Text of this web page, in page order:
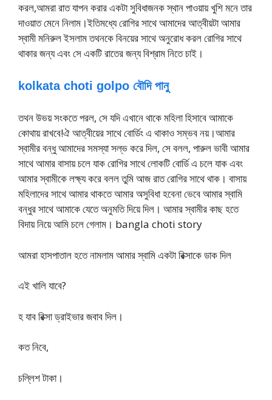
করল,আমরা রাত যাপন করার একটা সুবিধাজনক স্থান পাওয়ায় খুশি মনে তার
দাওয়াত মেনে নিলাম।ইতিমধ্যে রোগির সাথে আমাদের আত্বীয়টা আমার
স্বামী মনিরুল ইসলাম তথনকে বিনয়ের সাথে অনুরোধ করল রোগির সাথে
থাকার জন্য এবং সে একটি রাতের জন্য বিশ্রাম নিতে চাই।
kolkata choti golpo বৌদি পানু
তথন উভয় সংকতে পরল, সে যদি এখানে থাকে মহিলা হিসাবে আমাকে
কোথায় রাখবে!ঐ আত্বীয়ের সাথে বোর্ডিং এ থাকাও সম্ভব নয়।আমার
স্বামীর বন্ধু আমাদের সমস্যা সল্ভ করে দিল, সে বলল, পারুল ভাবী আমার
সাথে আমার বাসায় চলে যাক রোগির সাথে লোকটি বোর্ডি এ চলে যাক এবং
আমার স্বামীকে লক্ষ্য করে বলল তুমি আজ রাত রোগির সাথে থাক। বাসায়
মহিলাদের সাথে আমার থাকতে আমার অসুবিধা হবেনা ভেবে আমার স্বামি
বন্ধুর সাথে আমাকে যেতে অনুমতি দিয়ে দিল। আমার স্বামীর কাছ হতে
বিদায় নিয়ে আমি চলে গেলাম। bangla choti story
আমরা হাসপাতাল হতে নামলাম আমার স্বামি একটা রিক্সাকে ডাক দিল
এই খালি যাবে?
হ যাব রিক্সা ড্রাইভার জবাব দিল।
কত নিবে,
চল্লিশ টাকা।